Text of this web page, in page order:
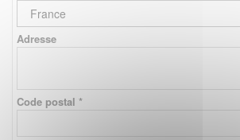
France
Adresse
Code postal *